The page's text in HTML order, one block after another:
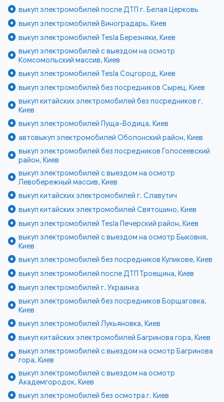
выкуп электромобилей после ДТП г. Белая Церковь
выкуп электромобилей Виноградарь, Киев
выкуп электромобилей Tesla Березняки, Киев
выкуп электромобилей с выездом на осмотр
Комсомольский массив, Киев
выкуп электромобилей Tesla Соцгород, Киев
выкуп электромобилей без посредников Сырец, Киев
выкуп китайских электромобилей без посредников г.
Киев
выкуп электромобилей Пуща-Водица, Киев
автовыкуп электромобилей Оболонский район, Киев
выкуп электромобилей без посредников Голосеевский
район, Киев
выкуп электромобилей с выездом на осмотр
Левобережный массив, Киев
выкуп китайских электромобилей г. Славутич
выкуп китайских электромобилей Святошино, Киев
выкуп электромобилей Tesla Печерский район, Киев
выкуп электромобилей с выездом на осмотр Быковня,
Киев
выкуп электромобилей без посредников Куликове, Киев
выкуп электромобилей после ДТП Троещина, Киев
выкуп электромобилей г. Украинка
выкуп электромобилей без посредников Борщаговка,
Киев
выкуп электромобилей Лукьяновка, Киев
выкуп китайских электромобилей Багринова гора, Киев
выкуп электромобилей с выездом на осмотр Багринова
гора, Киев
выкуп электромобилей с выездом на осмотр
Академгородок, Киев
выкуп электромобилей без осмотра г. Киев